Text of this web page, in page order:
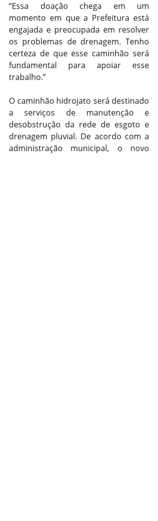
“Essa doação chega em um
momento em que a Prefeitura está
engajada e preocupada em resolver
os problemas de drenagem. Tenho
certeza de que esse caminhão será
fundamental para apoiar esse
trabalho.”
O caminhão hidrojato será destinado
a serviços de manutenção e
desobstrução da rede de esgoto e
drenagem pluvial. De acordo com a
administração municipal, o novo